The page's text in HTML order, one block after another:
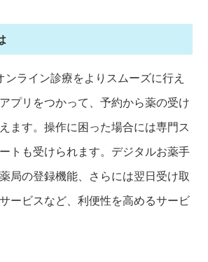
ライン診療をよりスムーズに行え
プリをつかって、予約から薬の受け
ます。操作に困った場合には専門ス
トも受けられます。デジタルお薬手
局の登録機能、さらには翌日受け取
ービスなど、利便性を高めるサービ